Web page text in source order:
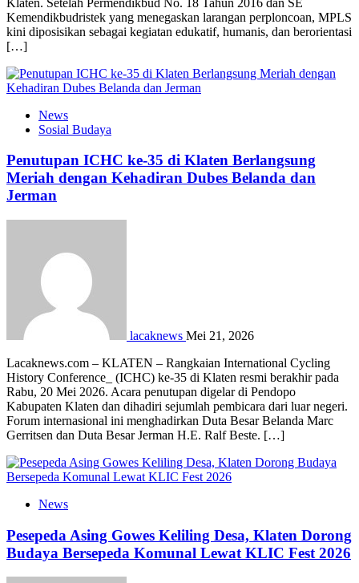
Kemendikbudristek yang menegaskan larangan perploncoan, MPLS
kini diposisikan sebagai kegiatan edukatif, humanis, dan berorientasi
[…]
News
Sosial Budaya
Penutupan ICHC ke-35 di Klaten Berlangsung
Meriah dengan Kehadiran Dubes Belanda dan
Jerman
lacaknews Mei 21, 2026
Lacaknews.com – KLATEN – Rangkaian International Cycling
History Conference_ (ICHC) ke-35 di Klaten resmi berakhir pada
Rabu, 20 Mei 2026. Acara penutupan digelar di Pendopo
Kabupaten Klaten dan dihadiri sejumlah pembicara dari luar negeri.
Forum internasional ini menghadirkan Duta Besar Belanda Marc
Gerritsen dan Duta Besar Jerman H.E. Ralf Beste. […]
News
Pesepeda Asing Gowes Keliling Desa, Klaten Dorong
Budaya Bersepeda Komunal Lewat KLIC Fest 2026